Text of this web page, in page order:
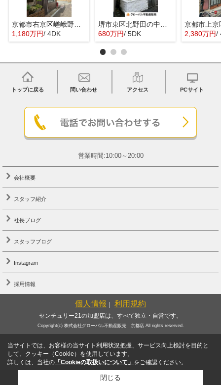
京都市右京区嵯峨野宮ノ元町の中古一戸建
1,180万円/ 4DK
680万円/ 5DK 2,380万円/
トップに戻る 問い合わせ アクセス PCサイト
営業時間:10:00～20:00
会社概要
スタッフ紹介
社長ブログ
スタッフブログ
Instagram
採用情報
個人情報 利用規約
センチュリー21の加盟店は、すべて独立・自営です。
Copyright(c) 株式会社グローバル不動産販売 京都店 All rights reserved.
当サイトでは、お客様の当サイト利用状況把握、サービス向上検討を目的と
して、クッキー（Cookie）を使用しています。
詳しくは、当社の 「Cookieの取扱いについて」 をご確認ください。
閉じる